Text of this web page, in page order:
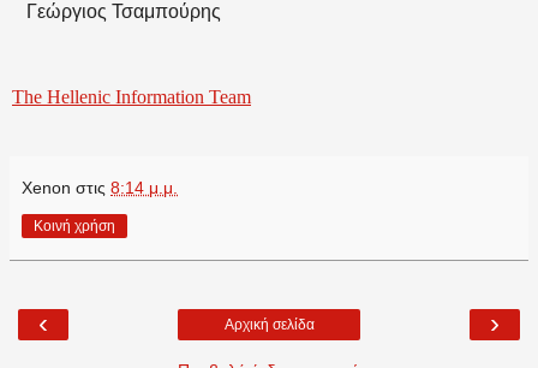
Γεώργιος Τσαμπούρης
The Hellenic Information Team
Xenon στις 8:14 μ.μ.
Κοινή χρήση
‹ ›
Αρχική σελίδα